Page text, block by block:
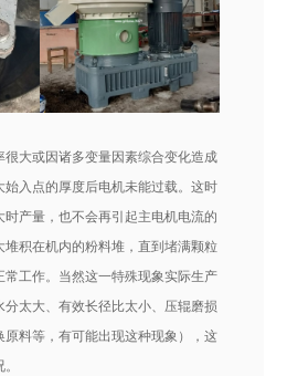
很大或因诸多变量因素综合变化造成
始入点的厚度后电机未能过载。这时
时产量，也不会再引起主电机电流的
堆积在机内的粉料堆，直到堵满颗粒
常工作。当然这一特殊现象实际生产
太大、有效长径比太小、压辊磨损
原料等，有可能出现这种现象），这